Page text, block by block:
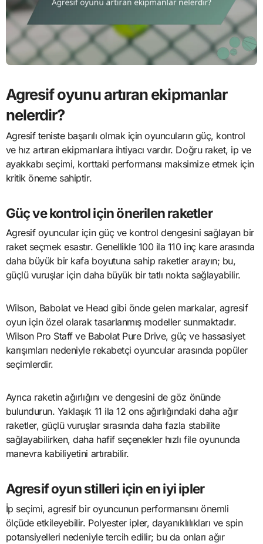
Agresif oyunu artıran ekipmanlar
nelerdir?
Agresif teniste başarılı olmak için oyuncuların güç, kontrol
ve hız artıran ekipmanlara ihtiyacı vardır. Doğru raket, ip ve
ayakkabı seçimi, korttaki performansı maksimize etmek için
kritik öneme sahiptir.
Güç ve kontrol için önerilen raketler
Agresif oyuncular için güç ve kontrol dengesini sağlayan bir
raket seçmek esastır. Genellikle 100 ila 110 inç kare arasında
daha büyük bir kafa boyutuna sahip raketler arayın; bu,
güçlü vuruşlar için daha büyük bir tatlı nokta sağlayabilir.
Wilson, Babolat ve Head gibi önde gelen markalar, agresif
oyun için özel olarak tasarlanmış modeller sunmaktadır.
Wilson Pro Staff ve Babolat Pure Drive, güç ve hassasiyet
karışımları nedeniyle rekabetçi oyuncular arasında popüler
seçimlerdir.
Ayrıca raketin ağırlığını ve dengesini de göz önünde
bulundurun. Yaklaşık 11 ila 12 ons ağırlığındaki daha ağır
raketler, güçlü vuruşlar sırasında daha fazla stabilite
sağlayabilirken, daha hafif seçenekler hızlı file oyununda
manevra kabiliyetini artırabilir.
Agresif oyun stilleri için en iyi ipler
İp seçimi, agresif bir oyuncunun performansını önemli
ölçüde etkileyebilir. Polyester ipler, dayanıklılıkları ve spin
potansiyelleri nedeniyle tercih edilir; bu da onları ağır